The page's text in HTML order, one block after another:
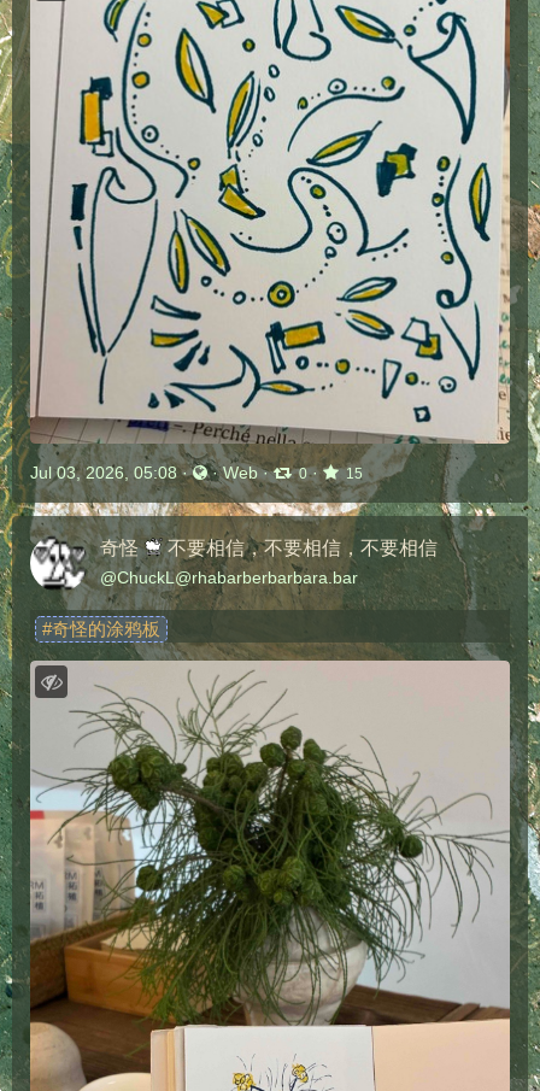
Jul 03, 2026, 05:08· ·Web· 0· 15
奇怪 不要相信，不要相信，不要相信
@ChuckL@rhabarberbarbara.bar
#奇怪的涂鸦板